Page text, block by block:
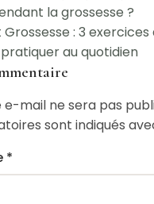
la grossesse ?
Grossesse : 3 exercices
au quotidien
mail ne sera pas
sont indiqués
*